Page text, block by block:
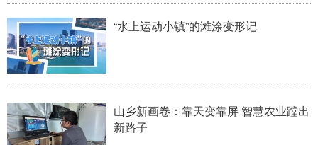
“水上运动小镇”的滩涂变形记
山乡新画卷：靠天变靠屏 智慧农业蹚出
新路子